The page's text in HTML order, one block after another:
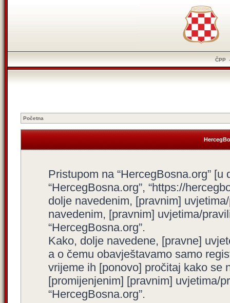
ČPP
Početna
Pristupom na “HercegBosna.org” [u
“HercegBosna.org”, “https://
dolje navedenim, [pravnim]
navedenim, [pravnim] uvjetima/
“HercegBosna.org”.
Kako, dolje navedene, [pravne]
a o čemu obavještavamo samo
vrijeme ih [ponovo] pročitaj kako se
[promijenjenim] [pravnim] uvjetima/
“HercegBosna.org”.